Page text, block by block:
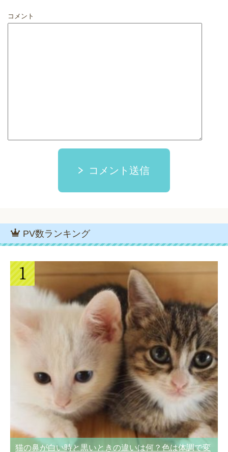
コメント
コメント送信
PV数ランキング
猫の鼻が白い時と黒いときの違いは何？色は体調で変